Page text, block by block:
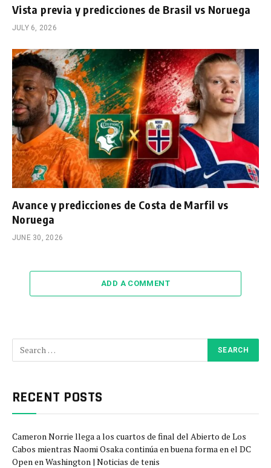
Vista previa y predicciones de Brasil vs Noruega
JULY 6, 2026
Avance y predicciones de Costa de Marfil vs
Noruega
JUNE 30, 2026
ADD A COMMENT
RECENT POSTS
Cameron Norrie llega a los cuartos de final del Abierto de Los
Cabos mientras Naomi Osaka continúa en buena forma en el DC
Open en Washington | Noticias de tenis